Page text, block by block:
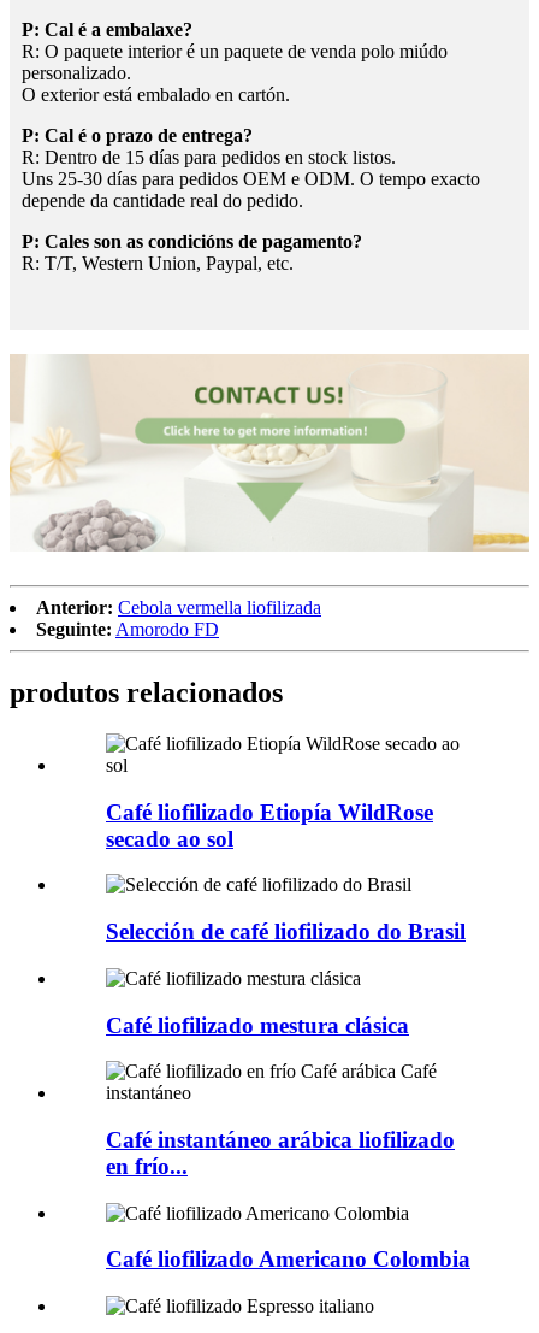
P: Cal é a embalaxe?
R: O paquete interior é un paquete de venda polo miúdo
personalizado.
O exterior está embalado en cartón.
P: Cal é o prazo de entrega?
R: Dentro de 15 días para pedidos en stock listos.
Uns 25-30 días para pedidos OEM e ODM. O tempo exacto
depende da cantidade real do pedido.
P: Cales son as condicións de pagamento?
R: T/T, Western Union, Paypal, etc.
Anterior: Cebola vermella liofilizada
Seguinte: Amorodo FD
produtos relacionados
Café liofilizado Etiopía WildRose
secado ao sol
Selección de café liofilizado do Brasil
Café liofilizado mestura clásica
Café instantáneo arábica liofilizado
en frío...
Café liofilizado Americano Colombia